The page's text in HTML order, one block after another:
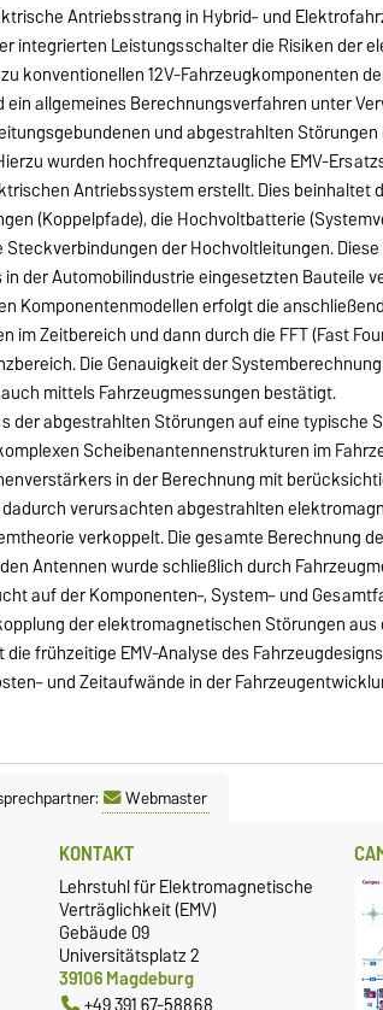
Antriebsstrang in Hybrid– und
integrierten Leistungsschalter die Risiken der
konventionellen 12V-Fahrzeugkomponenten
ein allgemeines Berechnungsverfahren unter
und abgestrahlten
wurden hochfrequenztaugliche EMV-
Antriebssystem erstellt. Dies beinhaltet
(Koppelpfade), die Hochvoltbatterie
Steckverbindungen der Hochvoltleitungen.
der Automobilindustrie eingesetzten Bauteile
Komponentenmodellen erfolgt die
im Zeitbereich und dann durch die FFT (Fast
Die Genauigkeit der
mittels Fahrzeugmessungen bestätigt.
der abgestrahlten Störungen auf eine typische
Scheibenantennenstrukturen im
in der Berechnung mit
verursachten abgestrahlten
verkoppelt. Die gesamte Berechnung
Antennen wurde schließlich durch
auf der Komponenten–, System– und
der elektromagnetischen Störungen
frühzeitige EMV-Analyse des
und Zeitaufwände in der
Webmaster
KONTAKT
Lehrstuhl für Elektromagnetische
Verträglichkeit (EMV)
Gebäude 09
Universitätsplatz 2
39106 Magdeburg